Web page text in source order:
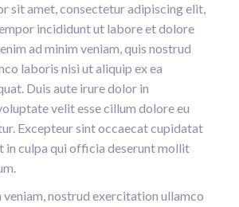
sit amet, consectetur adipiscing elit,
incididunt ut labore et dolore
ad minim veniam, quis nostrud
laboris nisi ut aliquip ex ea
Duis aute irure dolor in
velit esse cillum dolore eu
Excepteur sint occaecat cupidatat
in culpa qui officia deserunt mollit
veniam, nostrud exercitation ullamco